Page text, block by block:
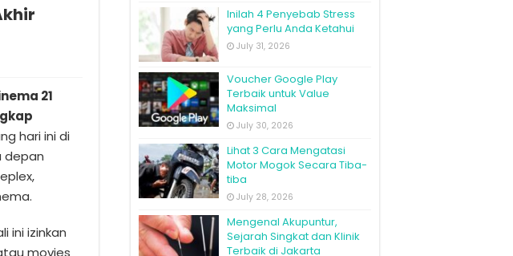
21
hari ini di
depan
ini izinkan
movies
Inilah 4 Penyebab Stress
yang Perlu Anda Ketahui
July 31, 2026
Voucher Google Play
Terbaik untuk Value
Maksimal
July 30, 2026
Lihat 3 Cara Mengatasi
Motor Mogok Secara Tiba-
tiba
July 28, 2026
Mengenal Akupuntur,
Sejarah Singkat dan Klinik
Terbaik di Jakarta